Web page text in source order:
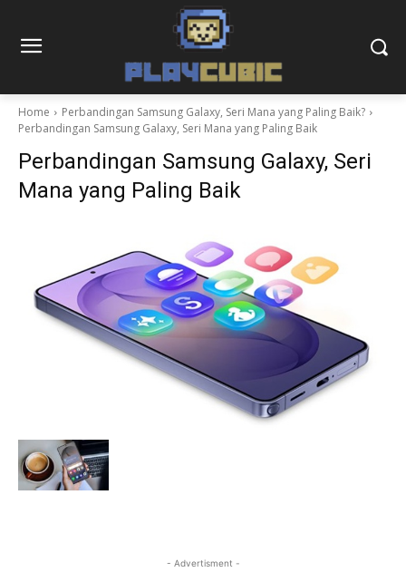
Home
Perbandingan Samsung Galaxy, Seri Mana yang Paling Baik?
Perbandingan Samsung Galaxy, Seri Mana yang Paling Baik
Perbandingan Samsung Galaxy, Seri
Mana yang Paling Baik
- Advertisment -